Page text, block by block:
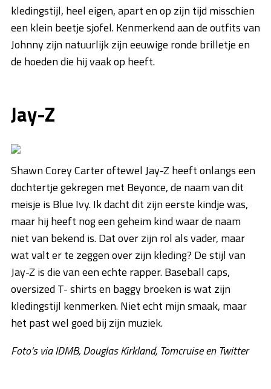
kledingstijl, heel eigen, apart en op zijn tijd misschien
een klein beetje sjofel. Kenmerkend aan de outfits van
Johnny zijn natuurlijk zijn eeuwige ronde brilletje en
de hoeden die hij vaak op heeft.
Jay-Z
Shawn Corey Carter oftewel Jay-Z heeft onlangs een
dochtertje gekregen met Beyonce, de naam van dit
meisje is Blue Ivy. Ik dacht dit zijn eerste kindje was,
maar hij heeft nog een geheim kind waar de naam
niet van bekend is. Dat over zijn rol als vader, maar
wat valt er te zeggen over zijn kleding? De stijl van
Jay-Z is die van een echte rapper. Baseball caps,
oversized T- shirts en baggy broeken is wat zijn
kledingstijl kenmerken. Niet echt mijn smaak, maar
het past wel goed bij zijn muziek.
Foto’s via IDMB, Douglas Kirkland, Tomcruise en Twitter